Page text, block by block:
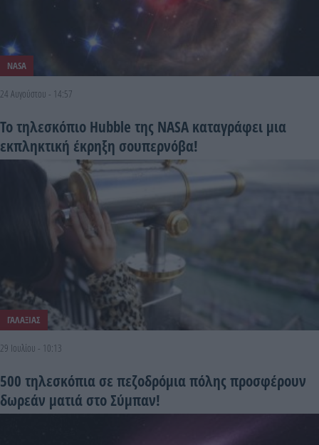
NASA
24 Αυγούστου - 14:57
Το τηλεσκόπιο Hubble της NASA καταγράφει μια
εκπληκτική έκρηξη σουπερνόβα!
ΓΑΛΑΞΙΑΣ
29 Ιουλίου - 10:13
500 τηλεσκόπια σε πεζοδρόμια πόλης προσφέρουν
δωρεάν ματιά στο Σύμπαν!